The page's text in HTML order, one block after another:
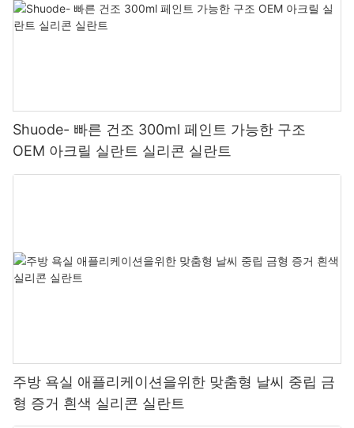
Shuode- 빠른 건조 300ml 페인트 가능한 구조
OEM 아크릴 실란트 실리콘 실란트
주방 욕실 애플리케이션을위한 맞춤형 날씨 중립 금
형 증거 흰색 실리콘 실란트